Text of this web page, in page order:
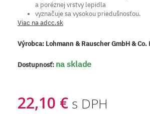
a poréznej vrstvy lepidla
vyznačuje sa vysokou priedušnosťou.
Viac na adcc.sk
Výrobca: Lohmann & Rauscher GmbH & Co.
Dostupnosť: na sklade
22,10 € s DPH